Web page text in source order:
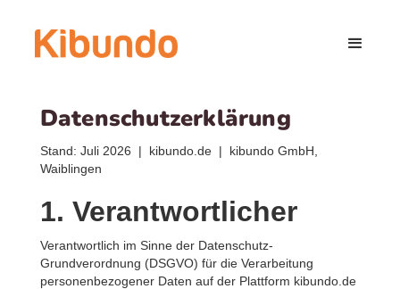
Datenschutzerklärung
Stand: Juli 2026 | kibundo.de | kibundo GmbH,
Waiblingen
1. Verantwortlicher
Verantwortlich im Sinne der Datenschutz-
Grundverordnung (DSGVO) für die Verarbeitung
personenbezogener Daten auf der Plattform kibundo.de